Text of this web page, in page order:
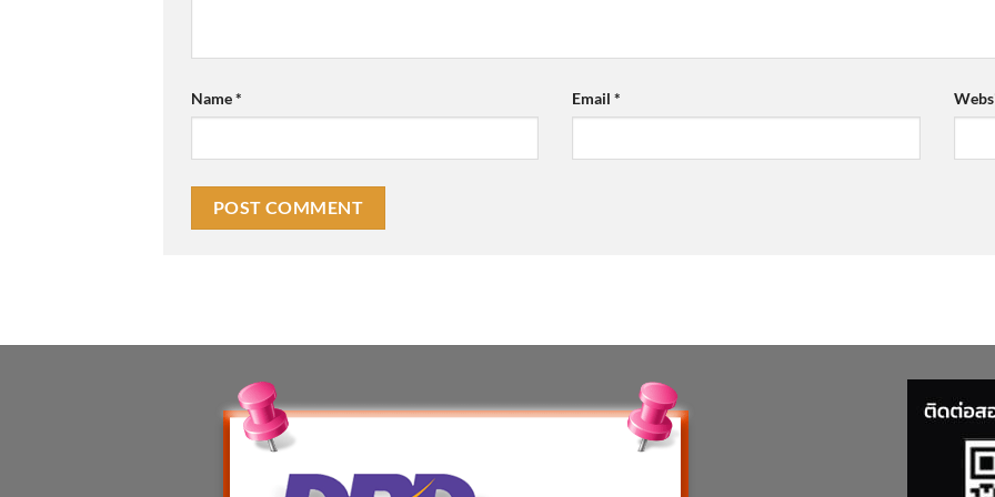
Name* Email*